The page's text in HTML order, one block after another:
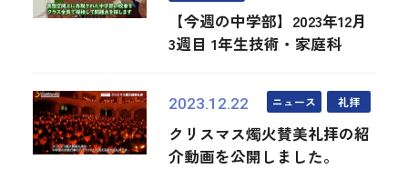
【今週の中学部】2023年12月
3週目 1年生技術・家庭科
2023.12.22 ニュース 礼拝
クリスマス燭火賛美礼拝の紹
介動画を公開しました。